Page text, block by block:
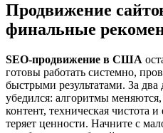
Продвижение
финальные
SEO-продвижение в США
готовы работать системно,
быстрыми результатами. За два
убедился: алгоритмы
контент, техническая чистота
теряет ценности. Начните с